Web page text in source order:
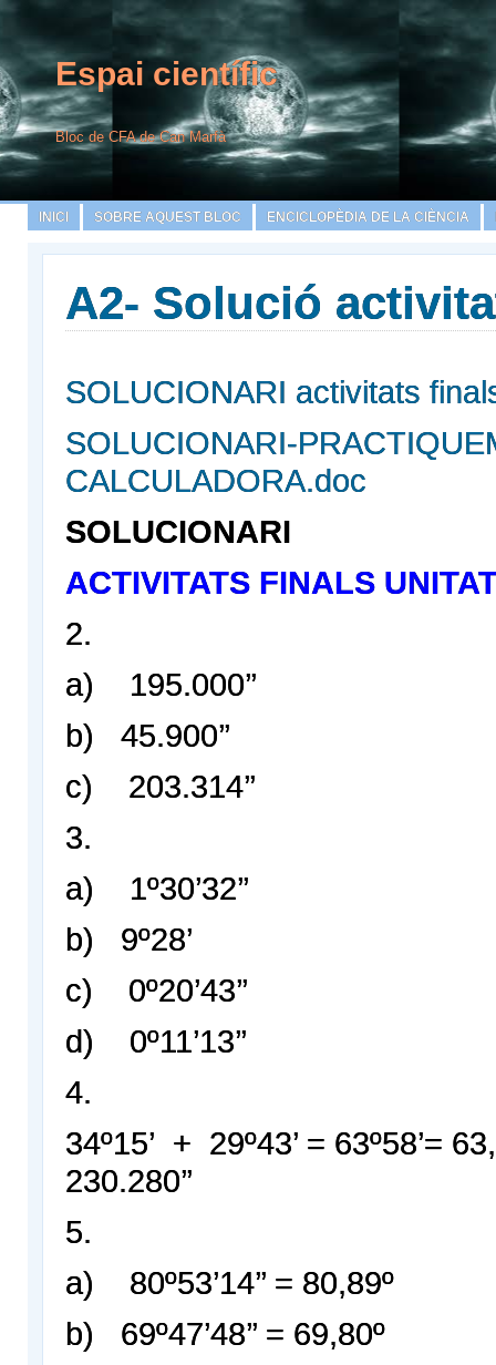
Espai científic
Bloc de CFA de Can Marfà
INICI SOBRE AQUEST BLOC ENCICLOPÈDIA DE LA CIÈNCIA
A2- Solució
SOLUCIONARI activitats
SOLUCIONARI-
CALCULADORA.doc
SOLUCIONARI
ACTIVITATS FINALS
2.
a) 195.000’’
b) 45.900’’
c) 203.314’’
3.
a) 1º30’32’’
b) 9º28’
c) 0º20’43’’
d) 0º11’13’’
4.
34º15’ + 29º43’ = 63º58’=
230.280’’
5.
a) 80º53’14’’ = 80,89º
b) 69º47’48’’ = 69,80º